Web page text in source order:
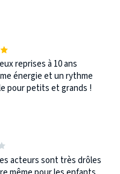
reprises à 10 ans
énergie et un rythme
pour petits et grands !
acteurs sont très drôles